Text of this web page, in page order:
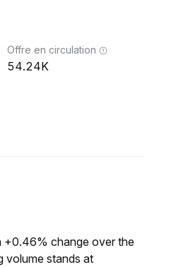
Offre en circulation
54.24K
+0.46% change over the
volume stands at